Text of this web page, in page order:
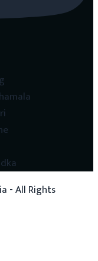
- All Rights